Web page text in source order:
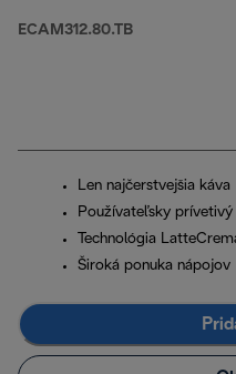
ECAM312.80.TB
Len najčerstvejšia káva
Používateľsky prívetivý
Technológia
Široká ponuka nápojov